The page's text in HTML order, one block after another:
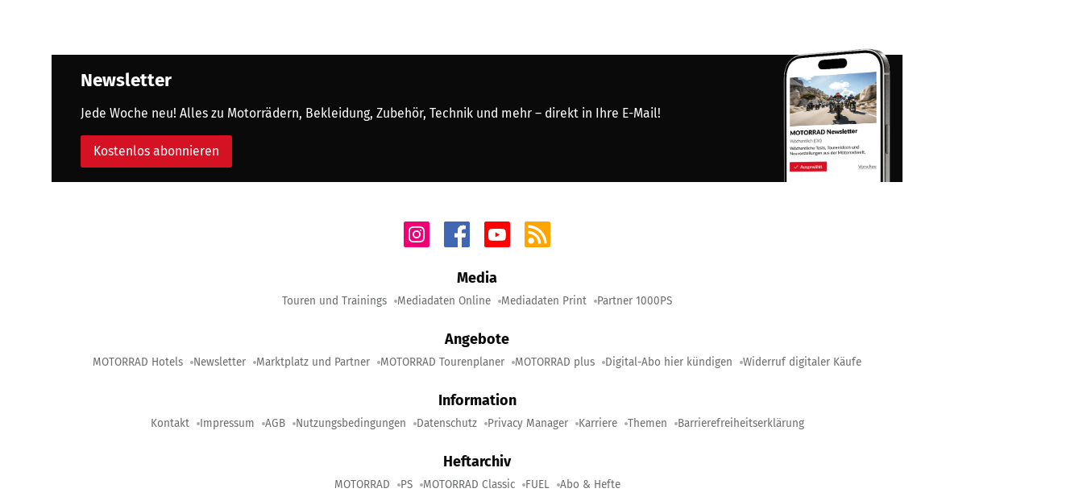
Newsletter
Jede Woche neu! Alles zu Motorrädern, Bekleidung, Zubehör, Technik und mehr – direkt in Ihre E-Mail!
Kostenlos abonnieren
Media
Touren und Trainings Mediadaten Online Mediadaten Print Partner 1000PS
Angebote
MOTORRAD Hotels Newsletter Marktplatz und Partner MOTORRAD Tourenplaner MOTORRAD plus Digital-Abo hier kündigen Widerruf digitaler Käufe
Information
Kontakt Impressum AGB Nutzungsbedingungen Datenschutz Privacy Manager Karriere Themen Barrierefreiheitserklärung
Heftarchiv
MOTORRAD PS MOTORRAD Classic FUEL Abo & Hefte